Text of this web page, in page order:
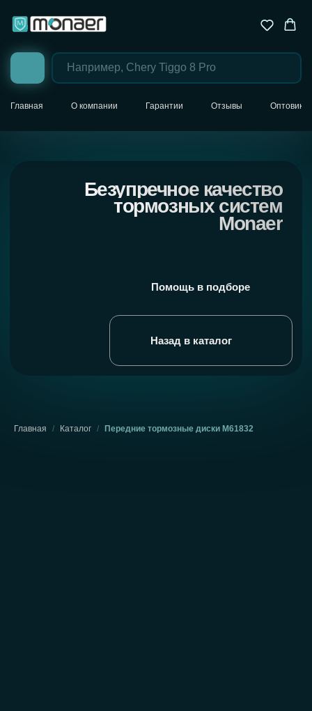
Главная О компании Гарантии Отзывы
Помощь в подборе
Безупречное качество
Главная / Каталог / Передние тормозные диски М61832